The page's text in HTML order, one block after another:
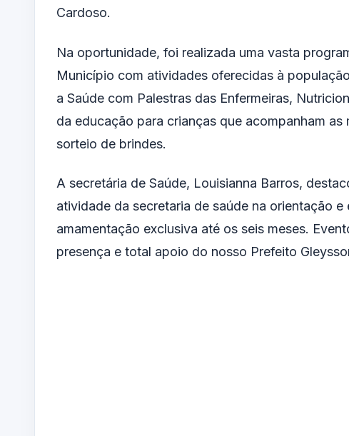
Cardoso.
Na oportunidade, foi realizada uma vasta
Município com atividades oferecidas à
a Saúde com Palestras das Enfermeiras,
da educação para crianças que acompanham
sorteio de brindes.
A secretária de Saúde, Louisianna Barros,
atividade da secretaria de saúde na orientação
amamentação exclusiva até os seis meses.
presença e total apoio do nosso Prefeito